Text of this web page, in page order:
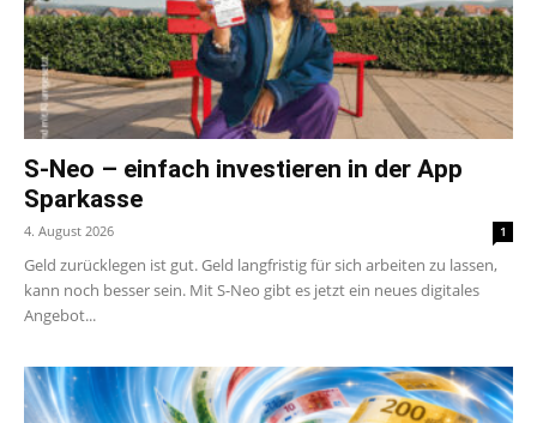
S-Neo – einfach investieren in der App
Sparkasse
4. August 2026 1
Geld zurücklegen ist gut. Geld langfristig für sich arbeiten zu lassen,
kann noch besser sein. Mit S-Neo gibt es jetzt ein neues digitales
Angebot...